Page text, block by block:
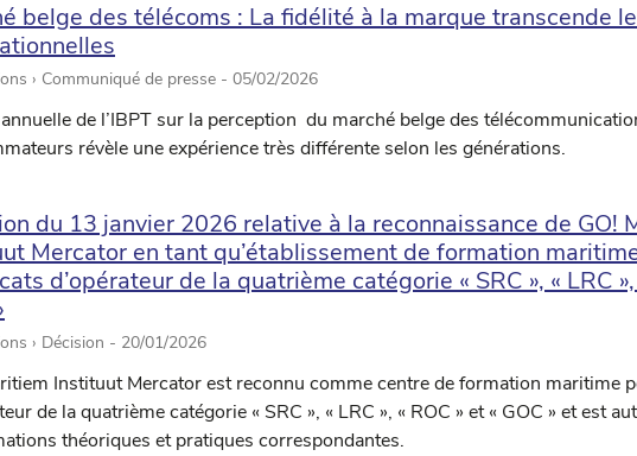
belge des télécoms : La fidélité à la marque transcende
› Communiqué de presse - 05/02/2026
annuelle de l’IBPT sur la perception du marché belge des
révèle une expérience très différente selon les générations.
du 13 janvier 2026 relative à la reconnaissance de GO!
Mercator en tant qu’établissement de formation
d’opérateur de la quatrième catégorie « SRC », « LRC »,
› Décision - 20/01/2026
Instituut Mercator est reconnu comme centre de formation maritime
de la quatrième catégorie « SRC », « LRC », « ROC » et « GOC » et est
théoriques et pratiques correspondantes.